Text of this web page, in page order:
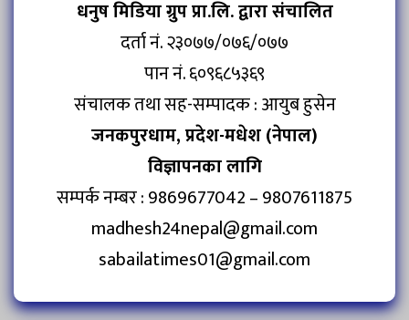
धनुष मिडिया ग्रुप प्रा.लि. द्वारा संचालित
दर्ता नं. २३०७७/०७६/०७७
पान नं. ६०९६८५३६९
संचालक तथा सह-सम्पादक : आयुब हुसेन
जनकपुरधाम, प्रदेश-मधेश (नेपाल)
विज्ञापनका लागि
सम्पर्क नम्बर : 9869677042 – 9807611875
madhesh24nepal@gmail.com
sabailatimes01@gmail.com